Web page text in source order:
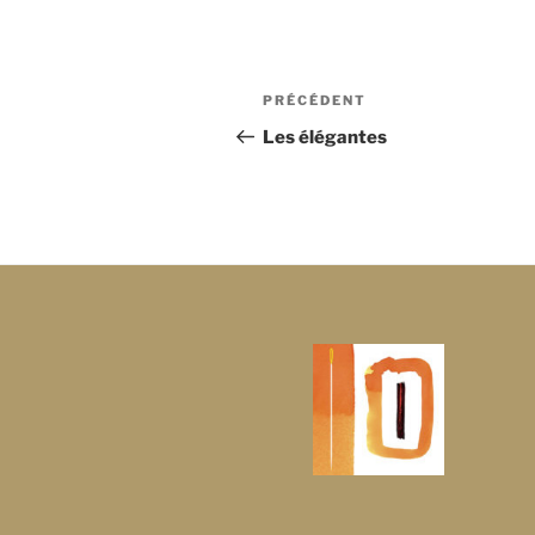
Navigation
de
Article
précédent
PRÉCÉDENT
Les élégantes